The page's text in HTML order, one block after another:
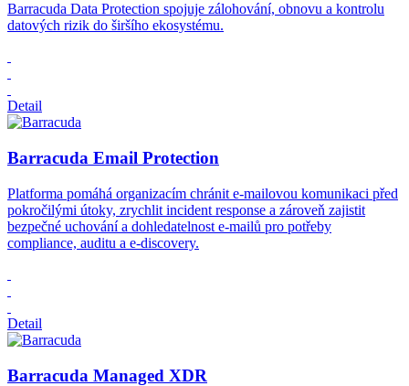
Barracuda Data Protection spojuje zálohování, obnovu a kontrolu
datových rizik do širšího ekosystému.
Detail
Barracuda Email Protection
Platforma pomáhá organizacím chránit e-mailovou komunikaci před
pokročilými útoky, zrychlit incident response a zároveň zajistit
bezpečné uchování a dohledatelnost e-mailů pro potřeby
compliance, auditu a e-discovery.
Detail
Barracuda Managed XDR